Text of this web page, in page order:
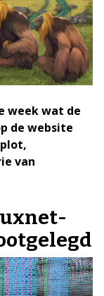
week wat de
de website
van